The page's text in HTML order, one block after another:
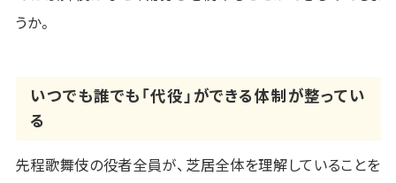
うか。
いつでも誰でも「代役」ができる体制が整ってい
る
先程歌舞伎の役者全員が、芝居全体を理解していることを